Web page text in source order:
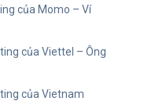
của Momo – Ví
của Viettel – Ông
của Vietnam